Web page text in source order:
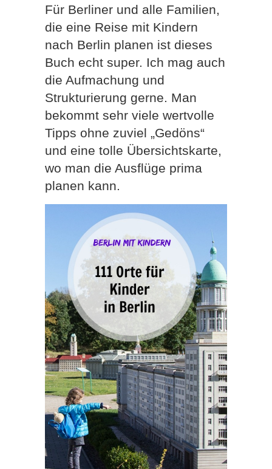
Für Berliner und alle Familien,
die eine Reise mit Kindern
nach Berlin planen ist dieses
Buch echt super. Ich mag auch
die Aufmachung und
Strukturierung gerne. Man
bekommt sehr viele wertvolle
Tipps ohne zuviel „Gedöns“
und eine tolle Übersichtskarte,
wo man die Ausflüge prima
planen kann.